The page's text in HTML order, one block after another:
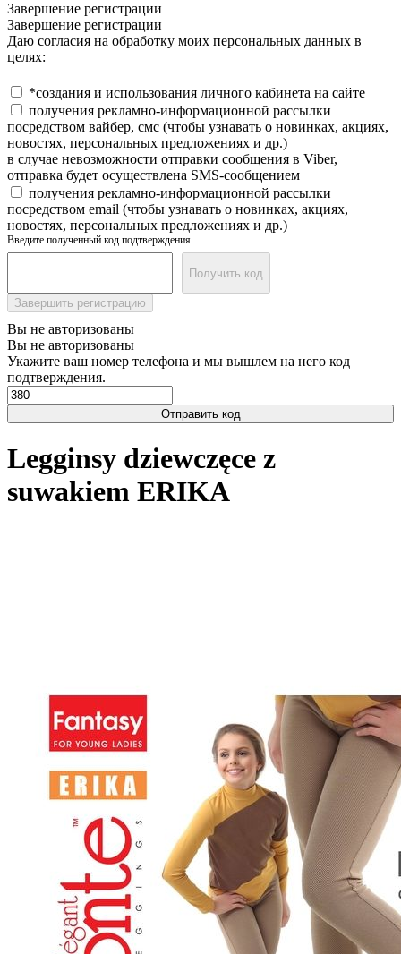
Завершение регистрации
Завершение регистрации
Даю согласия на обработку моих персональных данных в
целях:
*создания и использования личного кабинета на сайте
получения рекламно-информационной рассылки
посредством вайбер, смс (чтобы узнавать о новинках, акциях,
новостях, персональных предложениях и др.)
в случае невозможности отправки сообщения в Viber,
отправка будет осуществлена SMS-сообщением
получения рекламно-информационной рассылки
посредством email (чтобы узнавать о новинках, акциях,
новостях, персональных предложениях и др.)
Введите полученный код подтверждения
Получить код
Завершить регистрацию
Вы не авторизованы
Вы не авторизованы
Укажите ваш номер телефона и мы вышлем на него код
подтверждения.
Отправить код
Legginsy dziewczęce z
suwakiem ERIKA